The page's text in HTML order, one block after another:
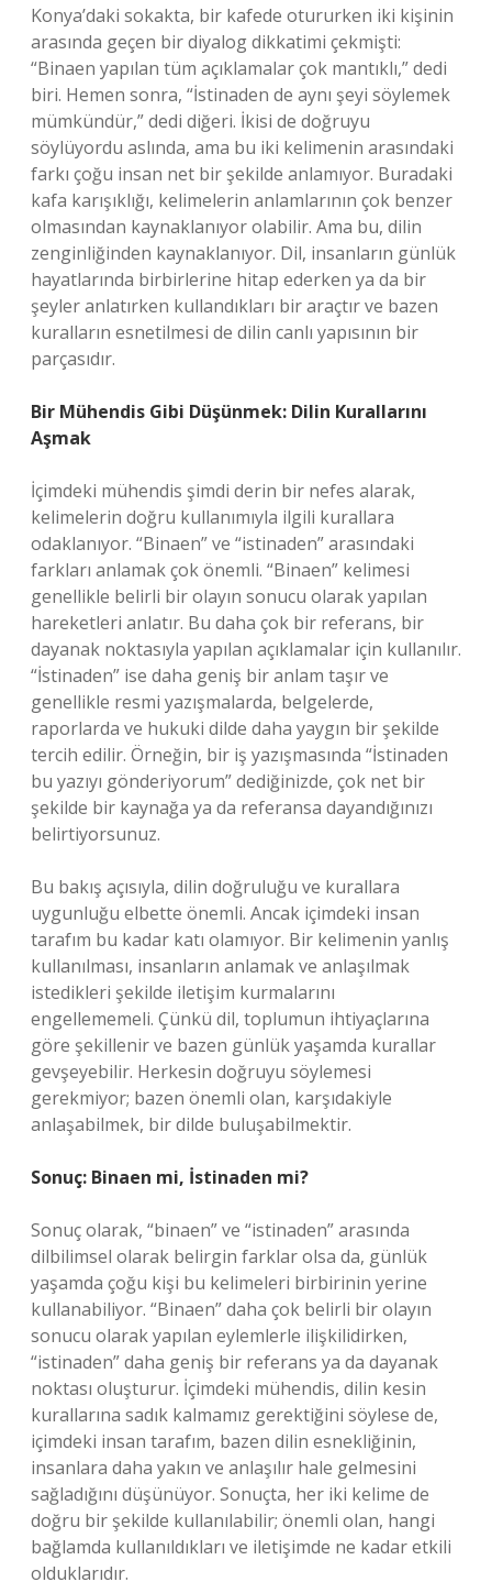
Konya’daki sokakta, bir kafede otururken iki kişinin
arasında geçen bir diyalog dikkatimi çekmişti:
“Binaen yapılan tüm açıklamalar çok mantıklı,” dedi
biri. Hemen sonra, “İstinaden de aynı şeyi söylemek
mümkündür,” dedi diğeri. İkisi de doğruyu
söylüyordu aslında, ama bu iki kelimenin arasındaki
farkı çoğu insan net bir şekilde anlamıyor. Buradaki
kafa karışıklığı, kelimelerin anlamlarının çok benzer
olmasından kaynaklanıyor olabilir. Ama bu, dilin
zenginliğinden kaynaklanıyor. Dil, insanların günlük
hayatlarında birbirlerine hitap ederken ya da bir
şeyler anlatırken kullandıkları bir araçtır ve bazen
kuralların esnetilmesi de dilin canlı yapısının bir
parçasıdır.
Bir Mühendis Gibi Düşünmek: Dilin Kurallarını
Aşmak
İçimdeki mühendis şimdi derin bir nefes alarak,
kelimelerin doğru kullanımıyla ilgili kurallara
odaklanıyor. “Binaen” ve “istinaden” arasındaki
farkları anlamak çok önemli. “Binaen” kelimesi
genellikle belirli bir olayın sonucu olarak yapılan
hareketleri anlatır. Bu daha çok bir referans, bir
dayanak noktasıyla yapılan açıklamalar için kullanılır.
“İstinaden” ise daha geniş bir anlam taşır ve
genellikle resmi yazışmalarda, belgelerde,
raporlarda ve hukuki dilde daha yaygın bir şekilde
tercih edilir. Örneğin, bir iş yazışmasında “İstinaden
bu yazıyı gönderiyorum” dediğinizde, çok net bir
şekilde bir kaynağa ya da referansa dayandığınızı
belirtiyorsunuz.
Bu bakış açısıyla, dilin doğruluğu ve kurallara
uygunluğu elbette önemli. Ancak içimdeki insan
tarafım bu kadar katı olamıyor. Bir kelimenin yanlış
kullanılması, insanların anlamak ve anlaşılmak
istedikleri şekilde iletişim kurmalarını
engellememeli. Çünkü dil, toplumun ihtiyaçlarına
göre şekillenir ve bazen günlük yaşamda kurallar
gevşeyebilir. Herkesin doğruyu söylemesi
gerekmiyor; bazen önemli olan, karşıdakiyle
anlaşabilmek, bir dilde buluşabilmektir.
Sonuç: Binaen mi, İstinaden mi?
Sonuç olarak, “binaen” ve “istinaden” arasında
dilbilimsel olarak belirgin farklar olsa da, günlük
yaşamda çoğu kişi bu kelimeleri birbirinin yerine
kullanabiliyor. “Binaen” daha çok belirli bir olayın
sonucu olarak yapılan eylemlerle ilişkilidirken,
“istinaden” daha geniş bir referans ya da dayanak
noktası oluşturur. İçimdeki mühendis, dilin kesin
kurallarına sadık kalmamız gerektiğini söylese de,
içimdeki insan tarafım, bazen dilin esnekliğinin,
insanlara daha yakın ve anlaşılır hale gelmesini
sağladığını düşünüyor. Sonuçta, her iki kelime de
doğru bir şekilde kullanılabilir; önemli olan, hangi
bağlamda kullanıldıkları ve iletişimde ne kadar etkili
olduklarıdır.